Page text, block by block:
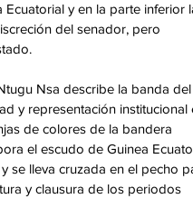
y en la parte inferior
del senador, pero
Nsa describe la banda del
y representación institucional
de colores de la bandera
el escudo de Guinea
se lleva cruzada en el pecho
y clausura de los periodos